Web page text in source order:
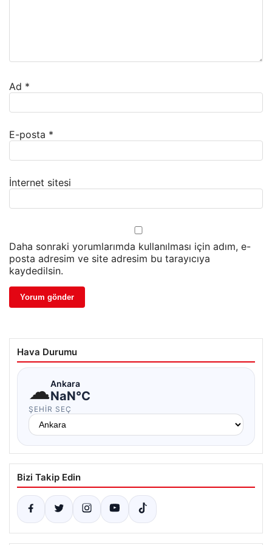
Ad *
E-posta *
İnternet sitesi
Daha sonraki yorumlarımda kullanılması için adım, e-
posta adresim ve site adresim bu tarayıcıya
kaydedilsin.
Hava Durumu
☁Ankara
NaN°C
ŞEHIR SEÇ
Bizi Takip Edin